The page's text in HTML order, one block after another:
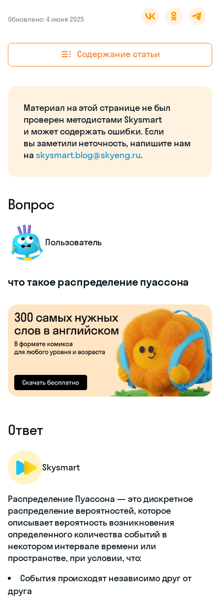
Обновлено: 4 июня 2025
Содержание статьи
Материал на этой странице не был
проверен методистами Skysmart
и может содержать ошибки. Если
вы заметили неточность, напишите нам
на skysmart.blog@skyeng.ru.
Вопрос
Пользователь
что такое распределение пуассона
Ответ
Skysmart
Распределение Пуассона — это дискретное
распределение вероятностей, которое
описывает вероятность возникновения
определенного количества событий в
некотором интервале времени или
пространстве, при условии, что:
События происходят независимо друг от
друга